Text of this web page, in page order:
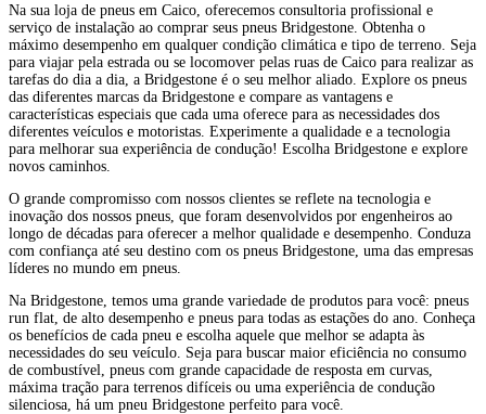
Na sua loja de pneus em Caico, oferecemos consultoria profissional e
serviço de instalação ao comprar seus pneus Bridgestone. Obtenha o
máximo desempenho em qualquer condição climática e tipo de terreno. Seja
para viajar pela estrada ou se locomover pelas ruas de Caico para realizar as
tarefas do dia a dia, a Bridgestone é o seu melhor aliado. Explore os pneus
das diferentes marcas da Bridgestone e compare as vantagens e
características especiais que cada uma oferece para as necessidades dos
diferentes veículos e motoristas. Experimente a qualidade e a tecnologia
para melhorar sua experiência de condução! Escolha Bridgestone e explore
novos caminhos.
O grande compromisso com nossos clientes se reflete na tecnologia e
inovação dos nossos pneus, que foram desenvolvidos por engenheiros ao
longo de décadas para oferecer a melhor qualidade e desempenho. Conduza
com confiança até seu destino com os pneus Bridgestone, uma das empresas
líderes no mundo em pneus.
Na Bridgestone, temos uma grande variedade de produtos para você: pneus
run flat, de alto desempenho e pneus para todas as estações do ano. Conheça
os benefícios de cada pneu e escolha aquele que melhor se adapta às
necessidades do seu veículo. Seja para buscar maior eficiência no consumo
de combustível, pneus com grande capacidade de resposta em curvas,
máxima tração para terrenos difíceis ou uma experiência de condução
silenciosa, há um pneu Bridgestone perfeito para você.